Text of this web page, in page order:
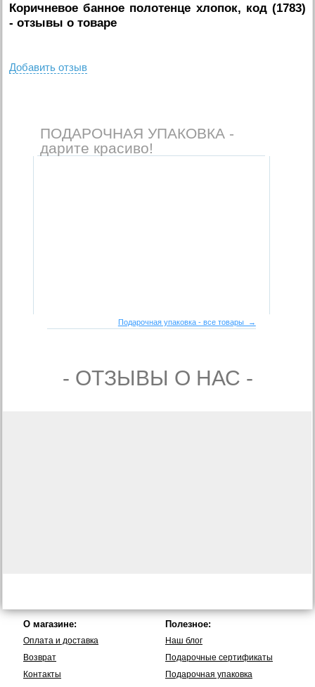
Коричневое банное полотенце хлопок, код (1783)
- отзывы о товаре
Добавить отзыв
ПОДАРОЧНАЯ УПАКОВКА -
дарите красиво!
Подарочная упаковка - все товары →
- ОТЗЫВЫ О НАС -
О магазине:
Оплата и доставка
Возврат
Контакты
Полезное:
Наш блог
Подарочные сертификаты
Подарочная упаковка